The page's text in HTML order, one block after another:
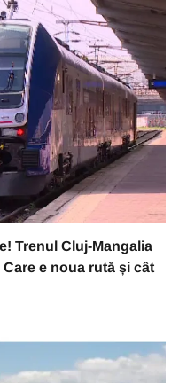
Trenul Cluj-Mangalia
e noua rută și cât